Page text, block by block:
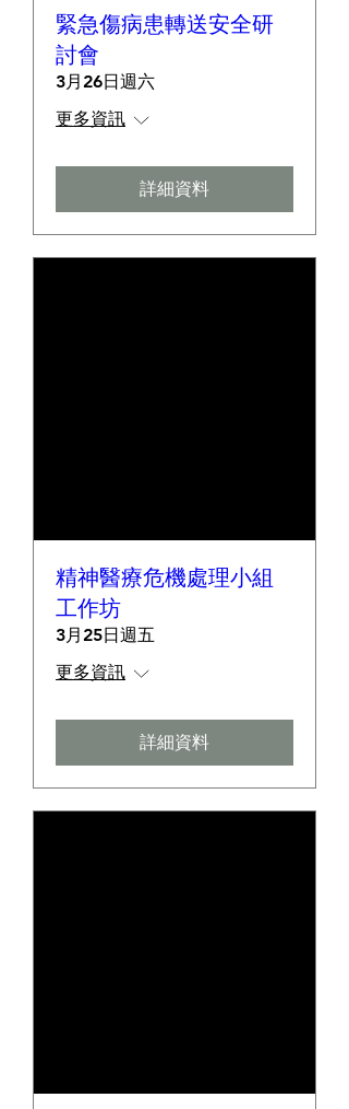
緊急傷病患轉送安全研
討會
3月26日週六
更多資訊
詳細資料
精神醫療危機處理小組
工作坊
3月25日週五
更多資訊
詳細資料